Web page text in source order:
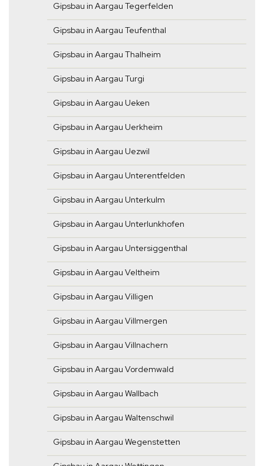
Gipsbau in Aargau Tegerfelden
Gipsbau in Aargau Teufenthal
Gipsbau in Aargau Thalheim
Gipsbau in Aargau Turgi
Gipsbau in Aargau Ueken
Gipsbau in Aargau Uerkheim
Gipsbau in Aargau Uezwil
Gipsbau in Aargau Unterentfelden
Gipsbau in Aargau Unterkulm
Gipsbau in Aargau Unterlunkhofen
Gipsbau in Aargau Untersiggenthal
Gipsbau in Aargau Veltheim
Gipsbau in Aargau Villigen
Gipsbau in Aargau Villmergen
Gipsbau in Aargau Villnachern
Gipsbau in Aargau Vordemwald
Gipsbau in Aargau Wallbach
Gipsbau in Aargau Waltenschwil
Gipsbau in Aargau Wegenstetten